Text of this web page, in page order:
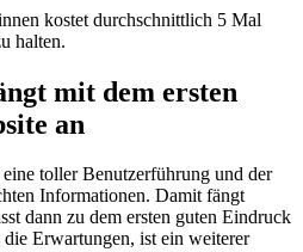
kostet durchschnittlich 5 Mal
halten.
mit dem ersten
an
toller Benutzerführung und der
Informationen. Damit fängt
dann zu dem ersten guten Eindruck
Erwartungen, ist ein weiterer